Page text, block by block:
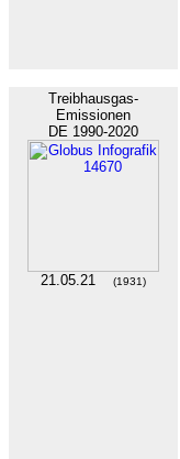
Treibhausgas-
Emissionen
DE 1990-2020
21.05.21 (1931)